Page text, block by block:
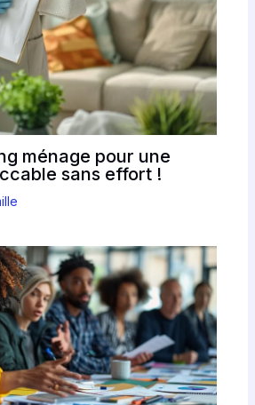
ménage pour une
sans effort !